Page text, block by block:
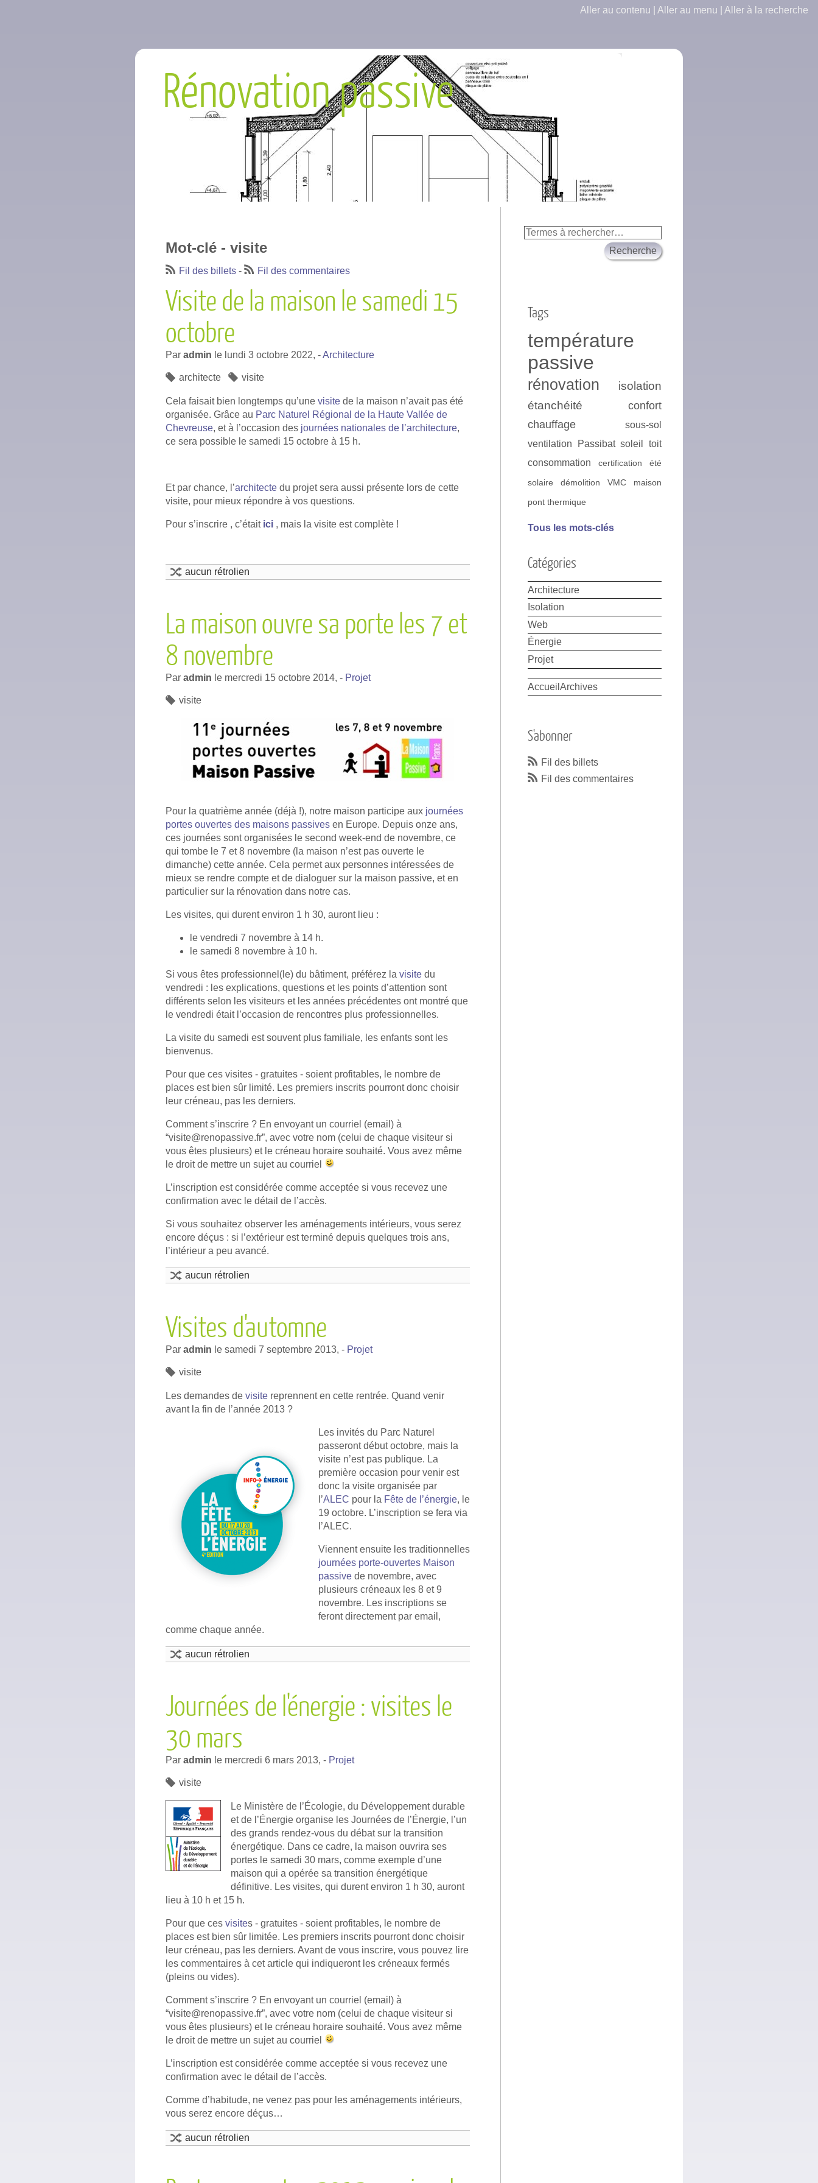
Rénovation passive
Aller au contenu Aller au menu Aller à la recherche
Mot-clé - visite
Fil des billets - Fil des commentaires
Visite de la maison le samedi 15
octobre
Par admin le lundi 3 octobre 2022, -Architecture
architecte visite
Cela faisait bien longtemps qu’une visite de la maison n’avait pas été
organisée. Grâce au Parc Naturel Régional de la Haute Vallée de
Chevreuse, et à l’occasion des journées nationales de l’architecture,
ce sera possible le samedi 15 octobre à 15 h.
Et par chance, l’architecte du projet sera aussi présente lors de cette
visite, pour mieux répondre à vos questions.
Pour s’inscrire , c’était ici , mais la visite est complète !
aucun rétrolien
La maison ouvre sa porte les 7 et
8 novembre
Par admin le mercredi 15 octobre 2014, - Projet
visite
Pour la quatrième année (déjà !), notre maison participe aux journées
portes ouvertes des maisons passives en Europe. Depuis onze ans,
ces journées sont organisées le second week-end de novembre, ce
qui tombe le 7 et 8 novembre (la maison n’est pas ouverte le
dimanche) cette année. Cela permet aux personnes intéressées de
mieux se rendre compte et de dialoguer sur la maison passive, et en
particulier sur la rénovation dans notre cas.
Les visites, qui durent environ 1 h 30, auront lieu :
le vendredi 7 novembre à 14 h.
le samedi 8 novembre à 10 h.
Si vous êtes professionnel(le) du bâtiment, préférez la visite du
vendredi : les explications, questions et les points d’attention sont
différents selon les visiteurs et les années précédentes ont montré que
le vendredi était l’occasion de rencontres plus professionnelles.
La visite du samedi est souvent plus familiale, les enfants sont les
bienvenus.
Pour que ces visites - gratuites - soient profitables, le nombre de
places est bien sûr limité. Les premiers inscrits pourront donc choisir
leur créneau, pas les derniers.
Comment s’inscrire ? En envoyant un courriel (email) à
“visite@renopassive.fr”, avec votre nom (celui de chaque visiteur si
vous êtes plusieurs) et le créneau horaire souhaité. Vous avez même
le droit de mettre un sujet au courriel
L’inscription est considérée comme acceptée si vous recevez une
confirmation avec le détail de l’accès.
Si vous souhaitez observer les aménagements intérieurs, vous serez
encore déçus : si l’extérieur est terminé depuis quelques trois ans,
l’intérieur a peu avancé.
aucun rétrolien
Visites d'automne
Par admin le samedi 7 septembre 2013, - Projet
visite
Les demandes de visite reprennent en cette rentrée. Quand venir
avant la fin de l’année 2013 ?
Les invités du Parc Naturel
passeront début octobre, mais la
visite n’est pas publique. La
première occasion pour venir est
donc la visite organisée par
l’ALEC pour la Fête de l’énergie, le
19 octobre. L’inscription se fera via
l’ALEC.
Viennent ensuite les traditionnelles
journées porte-ouvertes Maison
passive de novembre, avec
plusieurs créneaux les 8 et 9
novembre. Les inscriptions se
feront directement par email,
comme chaque année.
aucun rétrolien
Journées de l'énergie : visites le
30 mars
Par admin le mercredi 6 mars 2013, - Projet
visite
Le Ministère de l’Écologie, du Développement durable
et de l’Énergie organise les Journées de l’Énergie, l’un
des grands rendez-vous du débat sur la transition
énergétique. Dans ce cadre, la maison ouvrira ses
portes le samedi 30 mars, comme exemple d’une
maison qui a opérée sa transition énergétique
définitive. Les visites, qui durent environ 1 h 30, auront
lieu à 10 h et 15 h.
Pour que ces visites - gratuites - soient profitables, le nombre de
places est bien sûr limitée. Les premiers inscrits pourront donc choisir
leur créneau, pas les derniers. Avant de vous inscrire, vous pouvez lire
les commentaires à cet article qui indiqueront les créneaux fermés
(pleins ou vides).
Comment s’inscrire ? En envoyant un courriel (email) à
“visite@renopassive.fr”, avec votre nom (celui de chaque visiteur si
vous êtes plusieurs) et le créneau horaire souhaité. Vous avez même
le droit de mettre un sujet au courriel
L’inscription est considérée comme acceptée si vous recevez une
confirmation avec le détail de l’accès.
Comme d’habitude, ne venez pas pour les aménagements intérieurs,
vous serez encore déçus…
aucun rétrolien
Tags
température
passive
rénovation
isolation
étanchéité
confort
chauffage
sous-sol
ventilation
Passibat soleil
toit
consommation
certification
été
solaire
démolition VMC
maison
pont thermique
Tous les mots-clés
Catégories
Architecture
Isolation
Web
Énergie
Projet
Accueil Archives
S'abonner
Fil des billets
Fil des commentaires